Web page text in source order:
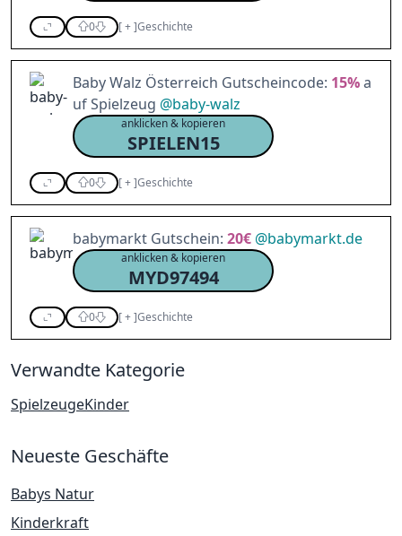
0 [+]Geschichte
Baby Walz Österreich Gutscheincode: 15%a
uf Spielzeug @baby-walz
anklicken & kopieren
SPIELEN15
0 [+]Geschichte
babymarkt Gutschein: 20€ @babymarkt.de
anklicken & kopieren
MYD97494
0 [+]Geschichte
Verwandte Kategorie
SpielzeugeKinder
Neueste Geschäfte
Babys Natur
Kinderkraft